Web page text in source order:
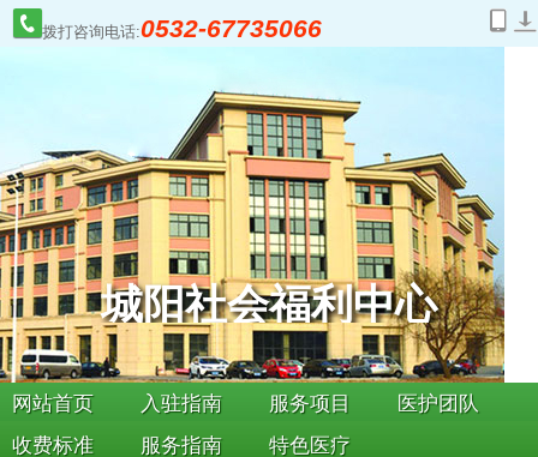
拨打咨询电话:0532-67735066
城阳社会福利中心
网站首页 入驻指南 服务项目
医护团队
收费标准
服务指南 特色医疗